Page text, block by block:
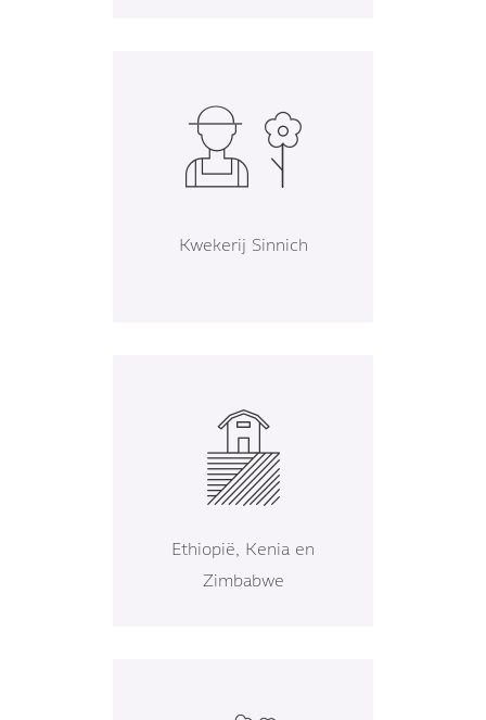
Kwekerij Sinnich
Ethiopië, Kenia en
Zimbabwe